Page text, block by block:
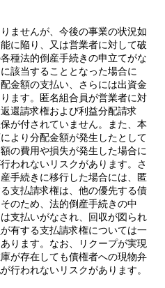
ませんが、今後の事業の状況如
に陥り、又は営業者に対して破
種法的倒産手続きの申立てがな
該当することとなった場合に
金額の支払い、さらには出資金
ます。匿名組合員が営業者に対
還請求権および利益分配請求
が付されていません。また、本
より分配金額が発生したとして
の費用や損失が発生した場合に
われないリスクがあります。さ
手続きに移行した場合には、匿
支払請求権は、他の優先する債
のため、法的倒産手続きの中
支払いがなされ、回収が図られ
有する支払請求権については一
ります。なお、リクープが実現
が存在しても債権者への現物弁
行われないリスクがあります。